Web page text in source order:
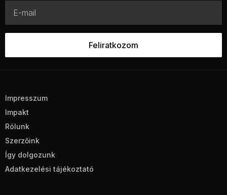
Impresszum
Impakt
Rólunk
Szerzőink
Így dolgozunk
Adatkezelési tájékoztató